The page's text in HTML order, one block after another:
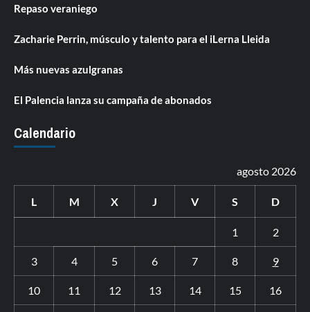
Repaso veraniego
Zacharie Perrin, músculo y talento para el iLerna Lleida
Más nuevas azulgranas
El Palencia lanza su campaña de abonados
Calendario
agosto 2026
L M X J V S D
1 2
3 4 5 6 7 8 9
10 11 12 13 14 15 16